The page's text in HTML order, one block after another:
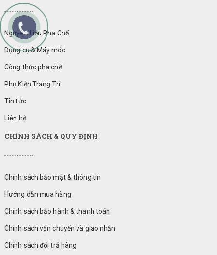
Nguyên Liệu Pha Chế
Dụng cụ & Máy móc
Công thức pha chế
Phụ Kiện Trang Trí
Tin tức
Liên hệ
CHÍNH SÁCH & QUY ĐỊNH
Chính sách bảo mật & thông tin
Hướng dẫn mua hàng
Chính sách bảo hành & thanh toán
Chính sách vận chuyển và giao nhận
Chính sách đổi trả hàng